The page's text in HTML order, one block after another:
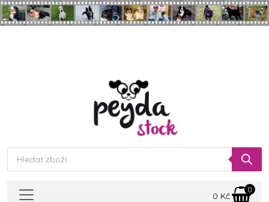
Skip to main content
Products
search
0 Kč
0